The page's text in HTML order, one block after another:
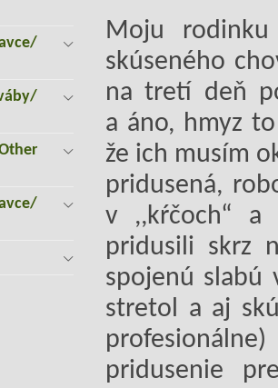
Moju
skúseného
na tretí deň
a áno, hmyz
že ich musím
pridusená,
v ,,kŕčoch“ a
pridusili skrz
spojenú slabú
stretol a aj
pridusenie